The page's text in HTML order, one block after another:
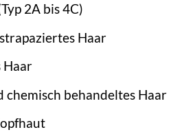
2A bis 4C)
Haar
Haar
chemisch behandeltes Haar